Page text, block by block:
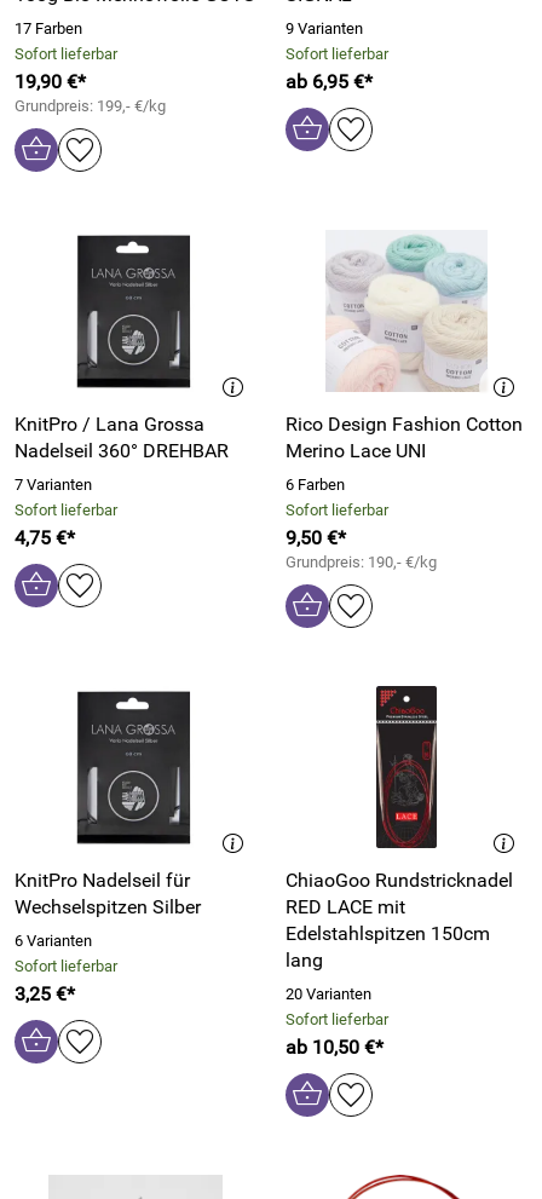
17 Farben
Sofort lieferbar
19,90 €*
Grundpreis: 199,- €/kg
9 Varianten
Sofort lieferbar
ab 6,95 €*
KnitPro / Lana Grossa
Nadelseil 360° DREHBAR
7 Varianten
Sofort lieferbar
4,75 €*
Rico Design Fashion Cotton
Merino Lace UNI
6 Farben
Sofort lieferbar
9,50 €*
Grundpreis: 190,- €/kg
KnitPro Nadelseil für
Wechselspitzen Silber
6 Varianten
Sofort lieferbar
3,25 €*
ChiaoGoo Rundstricknadel
RED LACE mit
Edelstahlspitzen 150cm
lang
20 Varianten
Sofort lieferbar
ab 10,50 €*